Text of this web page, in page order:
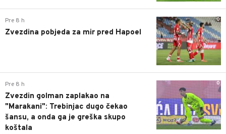
0
Pre 8 h
Zvezdina pobjeda za mir pred Hapoel
0
Pre 8 h
Zvezdin golman zaplakao na
"Marakani": Trebinjac dugo čekao
šansu, a onda ga je greška skupo
koštala